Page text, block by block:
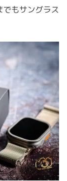
もサングラス